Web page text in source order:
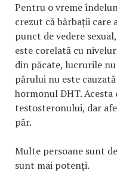
Pentru o vreme
crezut că bărbații care
punct de vedere
este corelată cu
din păcate, lucrurile nu
părului nu este
hormonul DHT.
testosteronului, dar
păr.
Multe persoane sunt
sunt mai potenți.